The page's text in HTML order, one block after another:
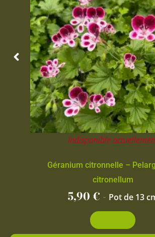
Indisponible
Géranium citronnelle –
citronellum
5,90€ - Pot de 13